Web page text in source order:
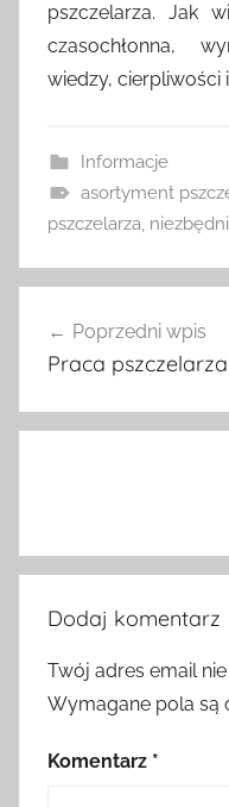
pszczelarza. Jak
czasochłonna,
wiedzy, cierpliwości
Informacje
asortyment
pszczelarza,
wpisu
Poprzedni wpis
Praca pszczelarza
Dodaj komentarz
Twój adres email
Wymagane pola są
Komentarz *